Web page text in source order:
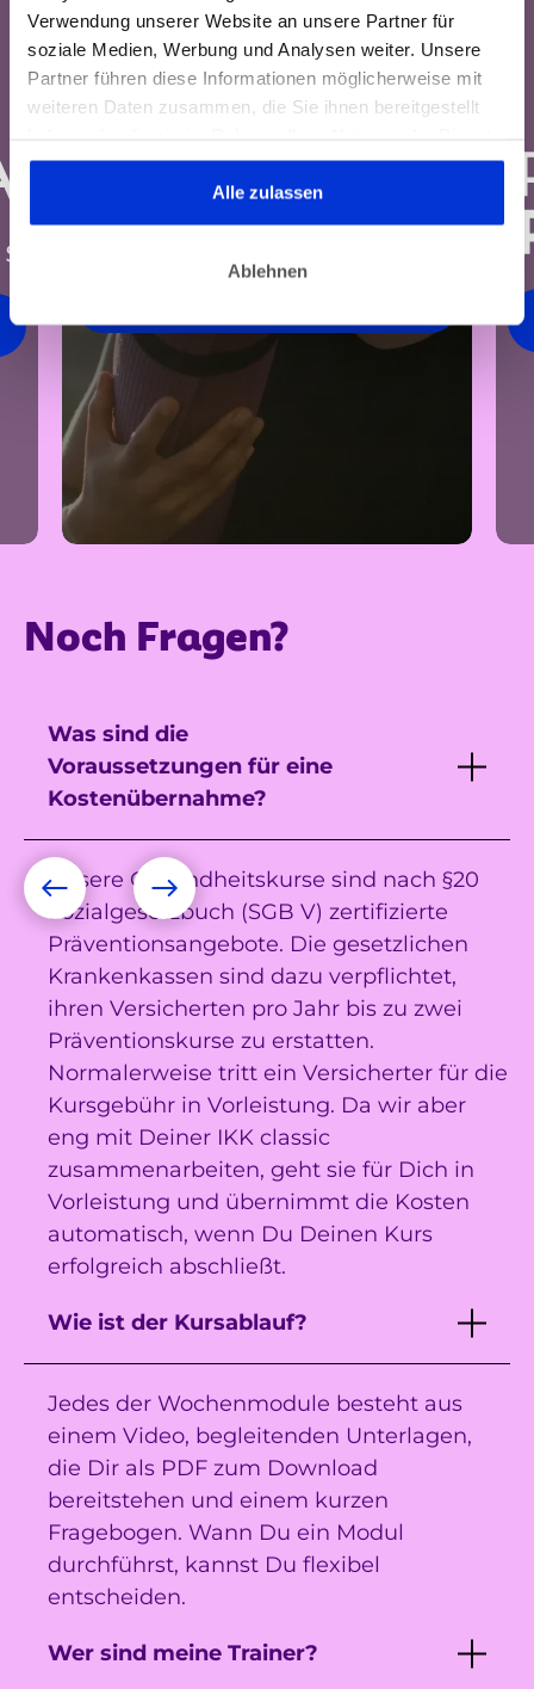
Verwendung unserer Website an unsere Partner für
soziale Medien, Werbung und Analysen weiter. Unsere
Partner führen diese Informationen möglicherweise mit
weiteren Daten zusammen, die Sie ihnen bereitgestellt
gesammelt haben. Dies gilt auch für Gesundheitsdaten,
die gegebenenfalls für die Kursdurchführung erhoben
werden.
Alle zulassen
Ablehnen
Noch Fragen?
Was sind die
Voraussetzungen für eine
Kostenübernahme?
Unsere Gesundheitskurse sind nach §20
Sozialgesetzbuch (SGB V) zertifizierte
Präventionsangebote. Die gesetzlichen
Krankenkassen sind dazu verpflichtet,
ihren Versicherten pro Jahr bis zu zwei
Präventionskurse zu erstatten.
Normalerweise tritt ein Versicherter für die
Kursgebühr in Vorleistung. Da wir aber
eng mit Deiner IKK classic
zusammenarbeiten, geht sie für Dich in
Vorleistung und übernimmt die Kosten
automatisch, wenn Du Deinen Kurs
erfolgreich abschließt.
Wie ist der Kursablauf?
Jedes der Wochenmodule besteht aus
einem Video, begleitenden Unterlagen,
die Dir als PDF zum Download
bereitstehen und einem kurzen
Fragebogen. Wann Du ein Modul
durchführst, kannst Du flexibel
entscheiden.
Wer sind meine Trainer?